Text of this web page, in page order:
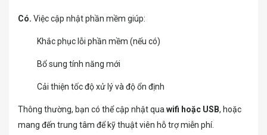
Có. Việc cập nhật phần mềm giúp:
Khắc phục lỗi phần mềm (nếu có)
Bổ sung tính năng mới
Cải thiện tốc độ xử lý và độ ổn định
Thông thường, bạn có thể cập nhật qua wifi hoặc USB, hoặc
mang đến trung tâm để kỹ thuật viên hỗ trợ miễn phí.